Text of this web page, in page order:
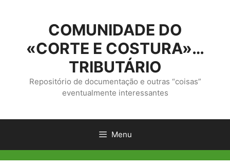
conteúdo
COMUNIDADE DO
«CORTE E COSTURA»…
TRIBUTÁRIO
Repositório de documentação e outras “coisas”
eventualmente interessantes
Menu